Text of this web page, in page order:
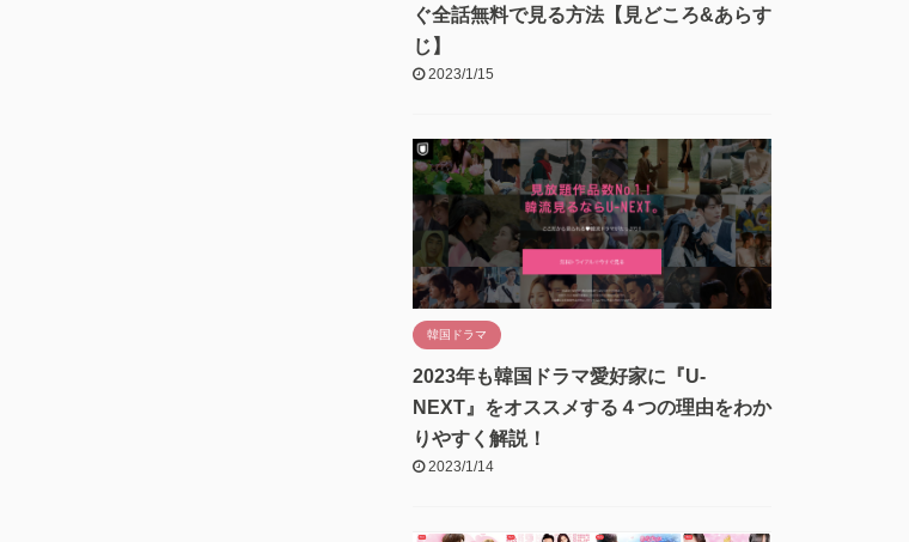
ぐ全話無料で見る方法【見どころ&あらす
じ】
2023/1/15
韓国ドラマ
2023年も韓国ドラマ愛好家に『U-
NEXT』をオススメする４つの理由をわか
りやすく解説！
2023/1/14